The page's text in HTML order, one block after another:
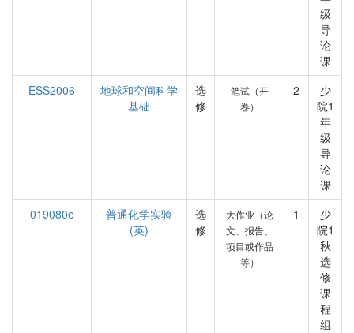
级
导
论
课
ESS2006
地球和空间科学
基础
选
修
笔试（开
卷）
2
少
院1
年
级
导
论
课
019080e
普通化学实验
(英)
选
修
大作业（论
文、报告、
项目或作品
等）
1
少
院1
秋
选
修
课
程
组